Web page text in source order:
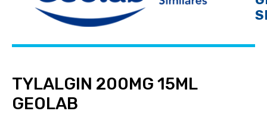
TYLALGIN 200MG 15ML
GEOLAB